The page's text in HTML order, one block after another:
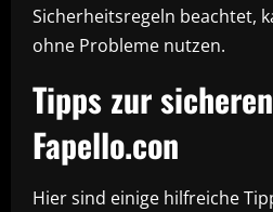
Sicherheitsregeln beachtet,
ohne Probleme nutzen.
Tipps zur
Fapello.con
Hier sind einige hilfreiche